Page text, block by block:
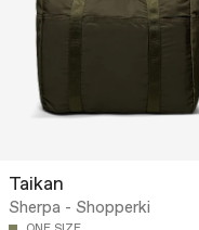
Taikan
Sherpa - Shopperki